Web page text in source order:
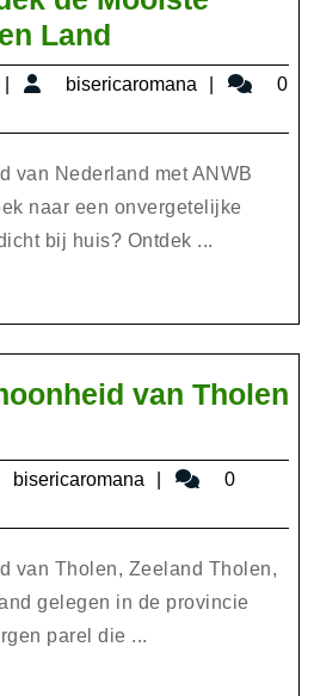
Land
Nederland
ANWB
Vakantie:
Ontdek
de
Plekjes
in
Eigen
05
2026
bisericaromana
0
van Nederland met ANWB
naar een onvergetelijke
bij huis? Ontdek ...
van Tholen
bisericaromana bisericaromana
0
van Tholen, Zeeland Tholen,
gelegen in de provincie
parel die ...